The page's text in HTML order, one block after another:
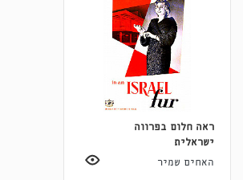
ראה חלום בפרווה
ישראלית
האחים שמיר